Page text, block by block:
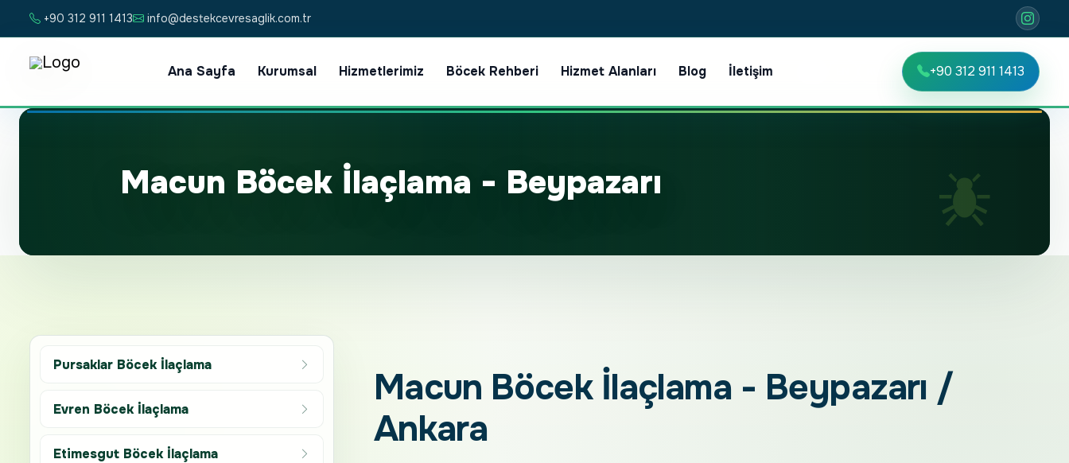
+90 312 911 1413 info@destekcevresaglik.com.tr
Ana Sayfa Kurumsal Hizmetlerimiz Böcek Rehberi Hizmet Alanları Blog İletişim +90 312 911 1413
Macun Böcek İlaçlama - Beypazarı
Pursaklar Böcek İlaçlama
Evren Böcek İlaçlama
Etimesgut Böcek İlaçlama
Macun Böcek İlaçlama - Beypazarı /
Ankara